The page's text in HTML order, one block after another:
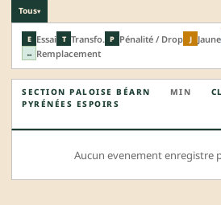
Tous▾
E Essai T Transfo. P Pénalité / Drop J Jaune
↔ Remplacement
SECTION PALOISE BÉARN
PYRÉNÉES ESPOIRS
MIN
Aucun evenement enregistre